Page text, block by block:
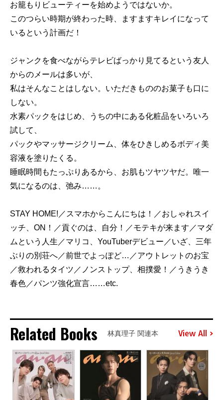
お籠もりビューティーを始めようではないか。
このつらい時期が終わった時、ますますキレイになって
いるという計画だ！
ジャンクを食べながらテレビばっかり見てるという友人
からのメールは多いが、
私はそんなことはしない。いただきもののお菓子も口に
しない。
水素パックをはじめ、うちの中にある化粧品をいろいろ
試して、
パックやマッサージクリーム、体をひきしめるボディ美
容液を塗りたくる。
睡眠時間もたっぷりあるから、お肌もツヤツヤだ。唯一
気になるのは、弛み……。
STAY HOME!／スマホからこんにちは！／おしゃれスイ
ッチ、ON！／貢ぐのは、自分！／モテキが来ます／マダ
ムという人生／マリコ、YouTuberデビュー／いざ、三年
ぶりの別荘へ／前世でよっぽど…／アウトレットのお宝
／救われるタイツ／ノンストップ、相撲愛！／うきうき
春色／パンツ強化宣言……etc.
Related Books 林真理子 関連本 View All